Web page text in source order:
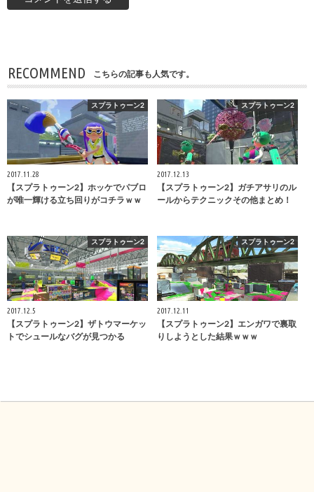
RECOMMEND こちらの記事も人気です。
スプラトゥーン2
2017.11.28
【スプラトゥーン2】ホッケでパブロ
が唯一輝ける立ち回りがコチラｗｗ
スプラトゥーン2
2017.12.13
【スプラトゥーン2】ガチアサリのル
ールからテクニックその他まとめ！
スプラトゥーン2
2017.12.5
【スプラトゥーン2】ザトウマーケッ
トでシュールなバグが見つかる
スプラトゥーン2
2017.12.11
【スプラトゥーン2】エンガワで裏取
りしようとした結果ｗｗｗ